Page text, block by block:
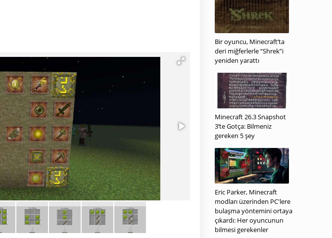
Bir oyuncu, Minecraft’ta
deri miğferlerle “Shrek”i
yeniden yarattı
Minecraft 26.3 Snapshot
3’te Gotça: Bilmeniz
gereken 5 şey
Eric Parker, Minecraft
modları üzerinden PC'lere
bulaşma yöntemini ortaya
çıkardı: Her oyuncunun
bilmesi gerekenler